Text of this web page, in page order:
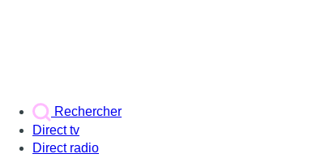
Rechercher
Direct tv
Direct radio